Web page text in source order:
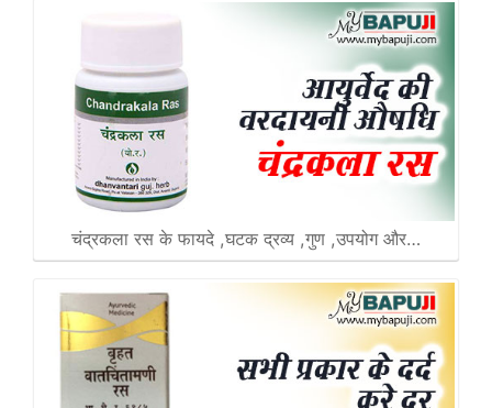
चंद्रकला रस के फायदे ,घटक द्रव्य ,गुण ,उपयोग और…